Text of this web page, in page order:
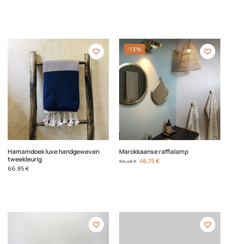
Hamamdoek luxe handgeweven
tweekleurig
66,85 €
-13%
Marokkaanse raffialamp
53,45€ 46,75 €